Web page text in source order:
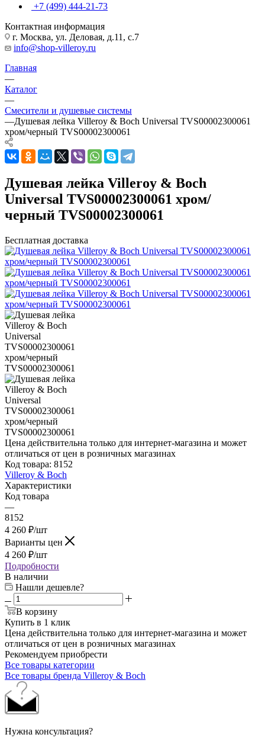
+7 (499) 444-21-73
Контактная информация
г. Москва, ул. Деловая, д.11, с.7
info@shop-villeroy.ru
Главная
—
Каталог
—
Смесители и душевые системы
—Душевая лейка Villeroy & Boch Universal TVS00002300061
хром/черный TVS00002300061
Душевая лейка Villeroy & Boch
Universal TVS00002300061 хром/
черный TVS00002300061
Бесплатная доставка
Цена действительна только для интернет-магазина и может
отличаться от цен в розничных магазинах
Код товара: 8152
Villeroy & Boch
Характеристики
Код товара
—
8152
4 260 ₽/шт
Варианты цен
4 260 ₽/шт
Подробности
В наличии
Нашли дешевле?
В корзину
Купить в 1 клик
Цена действительна только для интернет-магазина и может
отличаться от цен в розничных магазинах
Рекомендуем приобрести
Все товары категории
Все товары бренда Villeroy & Boch
Нужна консультация?